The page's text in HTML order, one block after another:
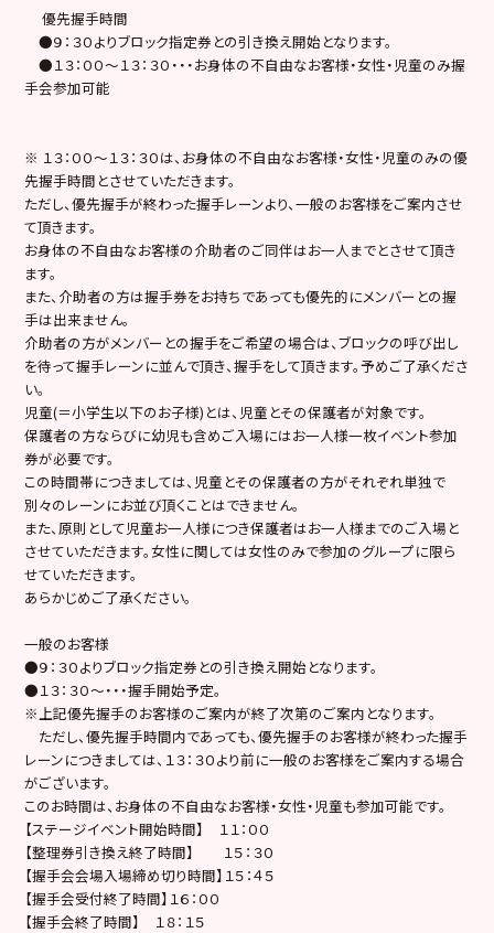
優先握手時間
●９：３０よりブロック指定券との引き換え開始となります。
●１３：００～１３：３０・・・お身体の不自由なお客様・女性・児童のみ握
手会参加可能
※ １３：００～１３：３０は、お身体の不自由なお客様・女性・児童のみの優
先握手時間とさせていただきます。
ただし、優先握手が終わった握手レーンより、一般のお客様をご案内させ
て頂きます。
お身体の不自由なお客様の介助者のご同伴はお一人までとさせて頂き
ます。
また、介助者の方は握手券をお持ちであっても優先的にメンバーとの握
手は出来ません。
介助者の方がメンバーとの握手をご希望の場合は、ブロックの呼び出し
を待って握手レーンに並んで頂き、握手をして頂きます。予めご了承くださ
い。
児童(＝小学生以下のお子様)とは、児童とその保護者が対象です。
保護者の方ならびに幼児も含めご入場にはお一人様一枚イベント参加
券が必要です。
この時間帯につきましては、児童とその保護者の方がそれぞれ単独で
別々のレーンにお並び頂くことはできません。
また、原則として児童お一人様につき保護者はお一人様までのご入場と
させていただきます。女性に関しては女性のみで参加のグループに限ら
せていただきます。
あらかじめご了承ください。
一般のお客様
●９：３０よりブロック指定券との引き換え開始となります。
●１３：３０～・・・握手開始予定。
※上記優先握手のお客様のご案内が終了次第のご案内となります。
ただし、優先握手時間内であっても、優先握手のお客様が終わった握手
レーンにつきましては、１３：３０より前に一般のお客様をご案内する場合
がございます。
このお時間は、お身体の不自由なお客様・女性・児童も参加可能です。
【ステージイベント開始時間】 １１：００
【整理券引き換え終了時間】 １５：３０
【握手会会場入場締め切り時間】１５：４５
【握手会受付終了時間】１６：００
【握手会終了時間】 １８：１５